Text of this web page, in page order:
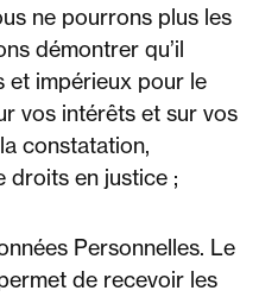
ne pourrons plus les
démontrer qu’il
et impérieux pour le
vos intérêts et sur vos
constatation,
droits en justice ;
Personnelles. Le
de recevoir les